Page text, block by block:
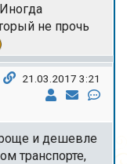
не прочь
21.03.2017 3:21
и дешевле
транспорте,